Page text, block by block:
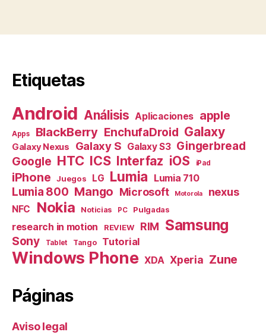
Etiquetas
Android Análisis Aplicaciones apple
Apps BlackBerry EnchufaDroid Galaxy
Galaxy Nexus Galaxy S Galaxy S3 Gingerbread
Google HTC ICS Interfaz iOS iPad
iPhone Juegos LG Lumia Lumia 710
Lumia 800 Mango Microsoft Motorola nexus
NFC Nokia Noticias PC Pulgadas
research in motion REVIEW RIM Samsung
Sony Tablet Tango Tutorial
Windows Phone XDA Xperia Zune
Páginas
Aviso legal